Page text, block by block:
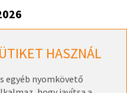
HASZNÁL
egyéb nyomkövető
17.